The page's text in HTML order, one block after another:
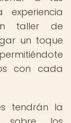
taller de
un toque
con cada
tendrán la